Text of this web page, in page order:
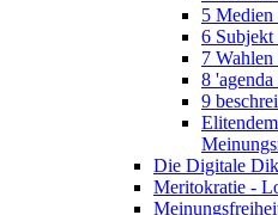
5 Medien
6 Subjekt
7 Wahlen
8
9
Die Digitale
Meritokratie -